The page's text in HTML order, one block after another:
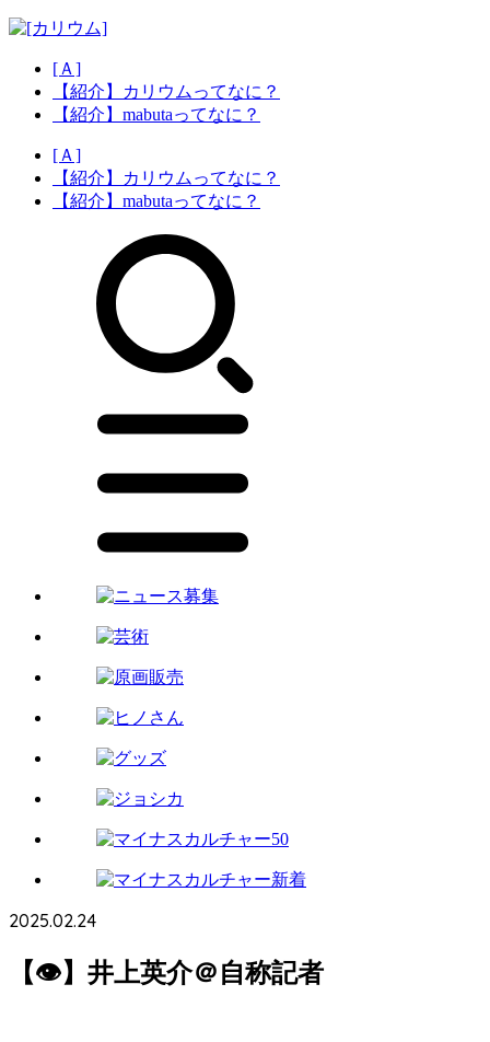
[Ａ]
【紹介】カリウムってなに？
【紹介】mabutaってなに？
[Ａ]
【紹介】カリウムってなに？
【紹介】mabutaってなに？
2025.02.24
【👁】井上英介＠自称記者